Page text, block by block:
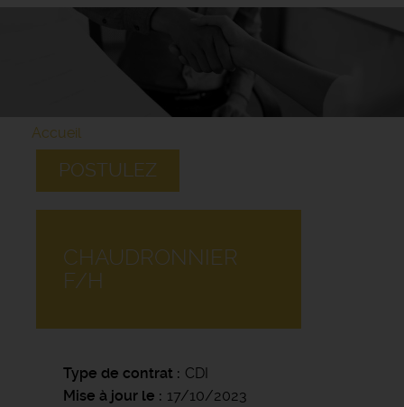
Accueil
POSTULEZ
CHAUDRONNIER
F/H
Type de contrat
CDI
Mise à jour le
17/10/2023